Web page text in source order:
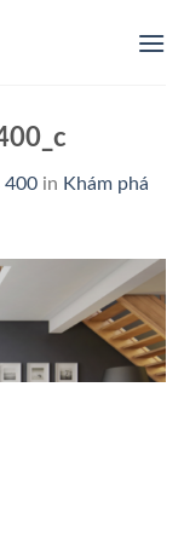
400 in Khám phá